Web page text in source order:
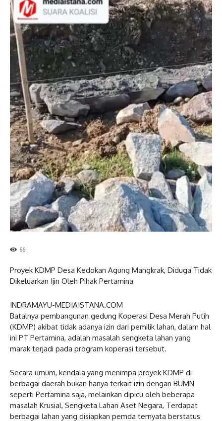
66
Proyek KDMP Desa Kedokan Agung Mangkrak, Diduga Tidak
Dikeluarkan Ijin Oleh Pihak Pertamina
INDRAMAYU-MEDIAISTANA.COM
Batalnya pembangunan gedung Koperasi Desa Merah Putih
(KDMP) akibat tidak adanya izin dari pemilik lahan, dalam hal
ini PT Pertamina, adalah masalah sengketa lahan yang
marak terjadi pada program koperasi tersebut.
Secara umum, kendala yang menimpa proyek KDMP di
berbagai daerah bukan hanya terkait izin dengan BUMN
seperti Pertamina saja, melainkan dipicu oleh beberapa
masalah Krusial, Sengketa Lahan Aset Negara, Terdapat
berbagai lahan yang disiapkan pemda ternyata berstatus